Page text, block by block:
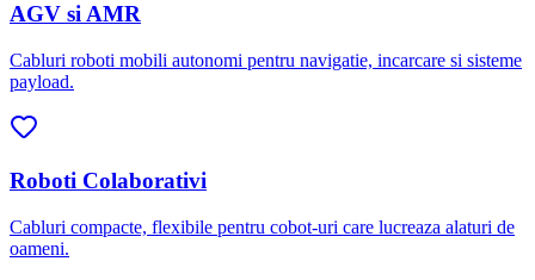
AGV si AMR
Cabluri roboti mobili autonomi pentru navigatie, incarcare si sisteme
payload.
Roboti Colaborativi
Cabluri compacte, flexibile pentru cobot-uri care lucreaza alaturi de
oameni.